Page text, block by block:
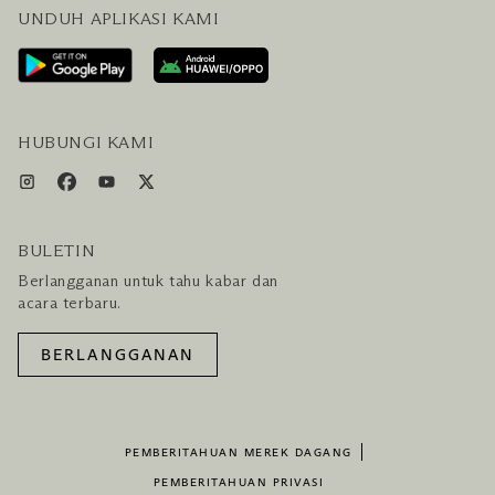
HUBUNGI KAMI
RENCANAKAN KUNJUNGAN ANDA
LAYANAN PENGUNJUNG & FASILITAS
PAKET LENGKAP HOTEL DAN PENERBANGAN
UNDUH APLIKASI KAMI
HUBUNGI KAMI
BULETIN
Berlangganan untuk tahu kabar dan
acara terbaru.
BERLANGGANAN
PEMBERITAHUAN MEREK DAGANG
PEMBERITAHUAN PRIVASI